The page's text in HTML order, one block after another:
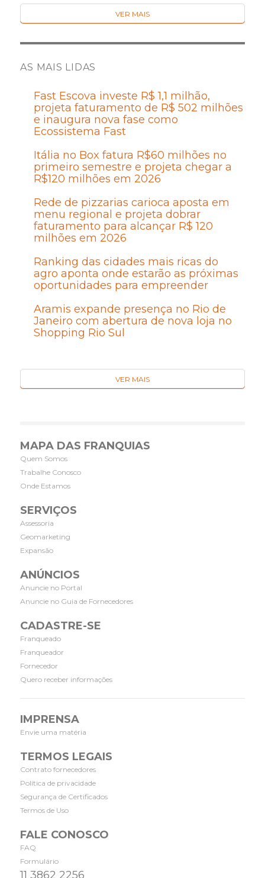
VER MAIS
AS MAIS LIDAS
Fast Escova investe R$ 1,1 milhão,
projeta faturamento de R$ 502 milhões
e inaugura nova fase como
Ecossistema Fast
Itália no Box fatura R$60 milhões no
primeiro semestre e projeta chegar a
R$120 milhões em 2026
Rede de pizzarias carioca aposta em
menu regional e projeta dobrar
faturamento para alcançar R$ 120
milhões em 2026
Ranking das cidades mais ricas do
agro aponta onde estarão as próximas
oportunidades para empreender
Aramis expande presença no Rio de
Janeiro com abertura de nova loja no
Shopping Rio Sul
VER MAIS
MAPA DAS FRANQUIAS
Quem Somos
Trabalhe Conosco
Onde Estamos
SERVIÇOS
Assessoria
Geomarketing
Expansão
ANÚNCIOS
Anuncie no Portal
Anuncie no Guia de Fornecedores
CADASTRE-SE
Franqueado
Franqueador
Fornecedor
Quero receber informações
IMPRENSA
Envie uma matéria
TERMOS LEGAIS
Contrato fornecedores
Política de privacidade
Segurança de Certificados
Termos de Uso
FALE CONOSCO
FAQ
Formulário
11 3862 2256